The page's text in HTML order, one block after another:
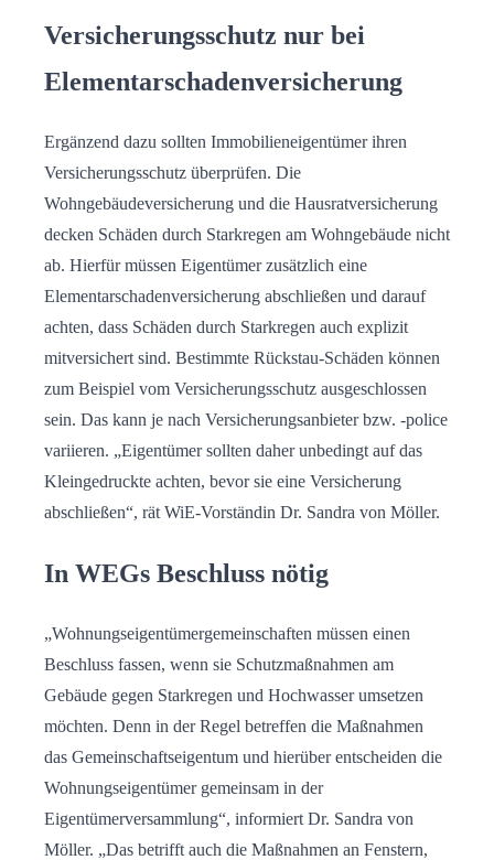
Versicherungsschutz nur bei
Elementarschadenversicherung
Ergänzend dazu sollten Immobilieneigentümer ihren
Versicherungsschutz überprüfen. Die
Wohngebäudeversicherung und die Hausratversicherung
decken Schäden durch Starkregen am Wohngebäude nicht
ab. Hierfür müssen Eigentümer zusätzlich eine
Elementarschadenversicherung abschließen und darauf
achten, dass Schäden durch Starkregen auch explizit
mitversichert sind. Bestimmte Rückstau-Schäden können
zum Beispiel vom Versicherungsschutz ausgeschlossen
sein. Das kann je nach Versicherungsanbieter bzw. -police
variieren. „Eigentümer sollten daher unbedingt auf das
Kleingedruckte achten, bevor sie eine Versicherung
abschließen“, rät WiE-Vorständin Dr. Sandra von Möller.
In WEGs Beschluss nötig
„Wohnungseigentümergemeinschaften müssen einen
Beschluss fassen, wenn sie Schutzmaßnahmen am
Gebäude gegen Starkregen und Hochwasser umsetzen
möchten. Denn in der Regel betreffen die Maßnahmen
das Gemeinschaftseigentum und hierüber entscheiden die
Wohnungseigentümer gemeinsam in der
Eigentümerversammlung“, informiert Dr. Sandra von
Möller. „Das betrifft auch die Maßnahmen an Fenstern,